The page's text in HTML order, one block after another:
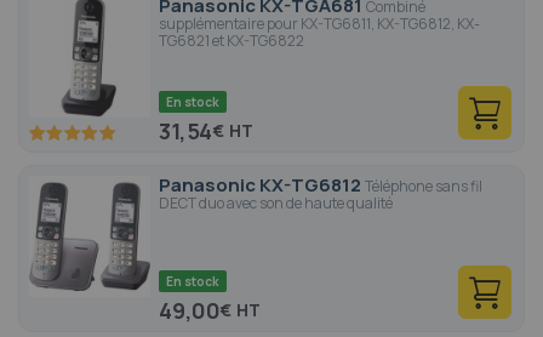
Panasonic KX-TGA681 Combiné
supplémentaire pour KX-TG6811, KX-TG6812, KX-
TG6821 et KX-TG6822
100 100
En stock
31,54€
Panasonic KX-TG6812 Téléphone sans fil
DECT duo avec son de haute qualité
En stock
49,00€